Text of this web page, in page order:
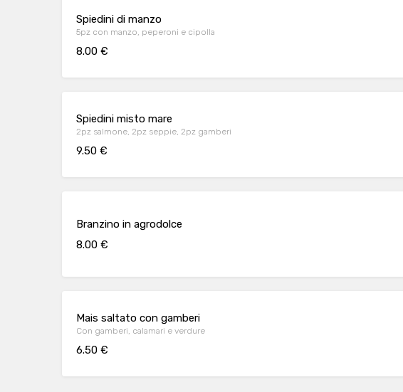
Spiedini di manzo
5pz con manzo, peperoni e cipolla
8.00 €
Spiedini misto mare
2pz salmone, 2pz seppie, 2pz gamberi
9.50 €
Branzino in agrodolce
8.00 €
Mais saltato con gamberi
Con gamberi, calamari e verdure
6.50 €